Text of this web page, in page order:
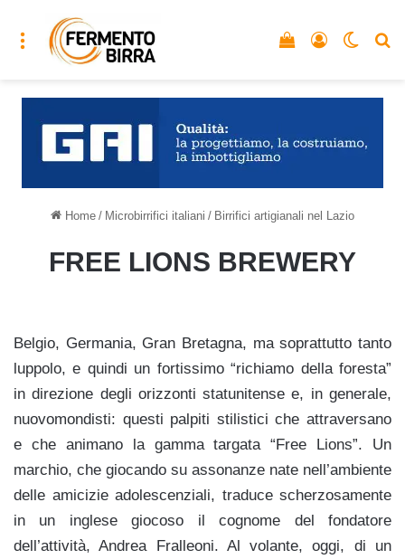
Menu Accedi
Vedi il carrello
Home / Microbirrifici italiani / Birrifici artigianali nel Lazio
FREE LIONS BREWERY
Belgio, Germania, Gran Bretagna, ma soprattutto tanto
luppolo, e quindi un fortissimo “richiamo della foresta”
in direzione degli orizzonti statunitense e, in generale,
nuovomondisti: questi palpiti stilistici che attraversano
e che animano la gamma targata “Free Lions”. Un
marchio, che giocando su assonanze nate nell’ambiente
delle amicizie adolescenziali, traduce scherzosamente
in un inglese giocoso il cognome del fondatore
dell’attività, Andrea Fralleoni. Al volante, oggi, di un